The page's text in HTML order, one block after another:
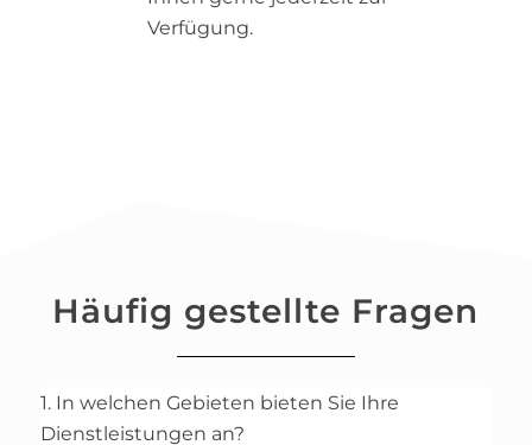
Verfügung.
Häufig gestellte Fragen
1. In welchen Gebieten bieten Sie Ihre
Dienstleistungen an?